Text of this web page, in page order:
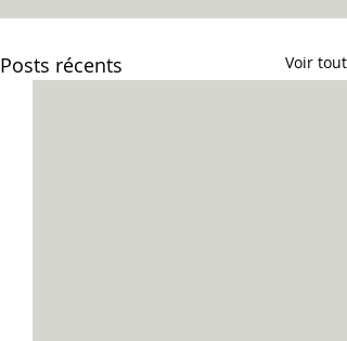
Posts récents Voir tout